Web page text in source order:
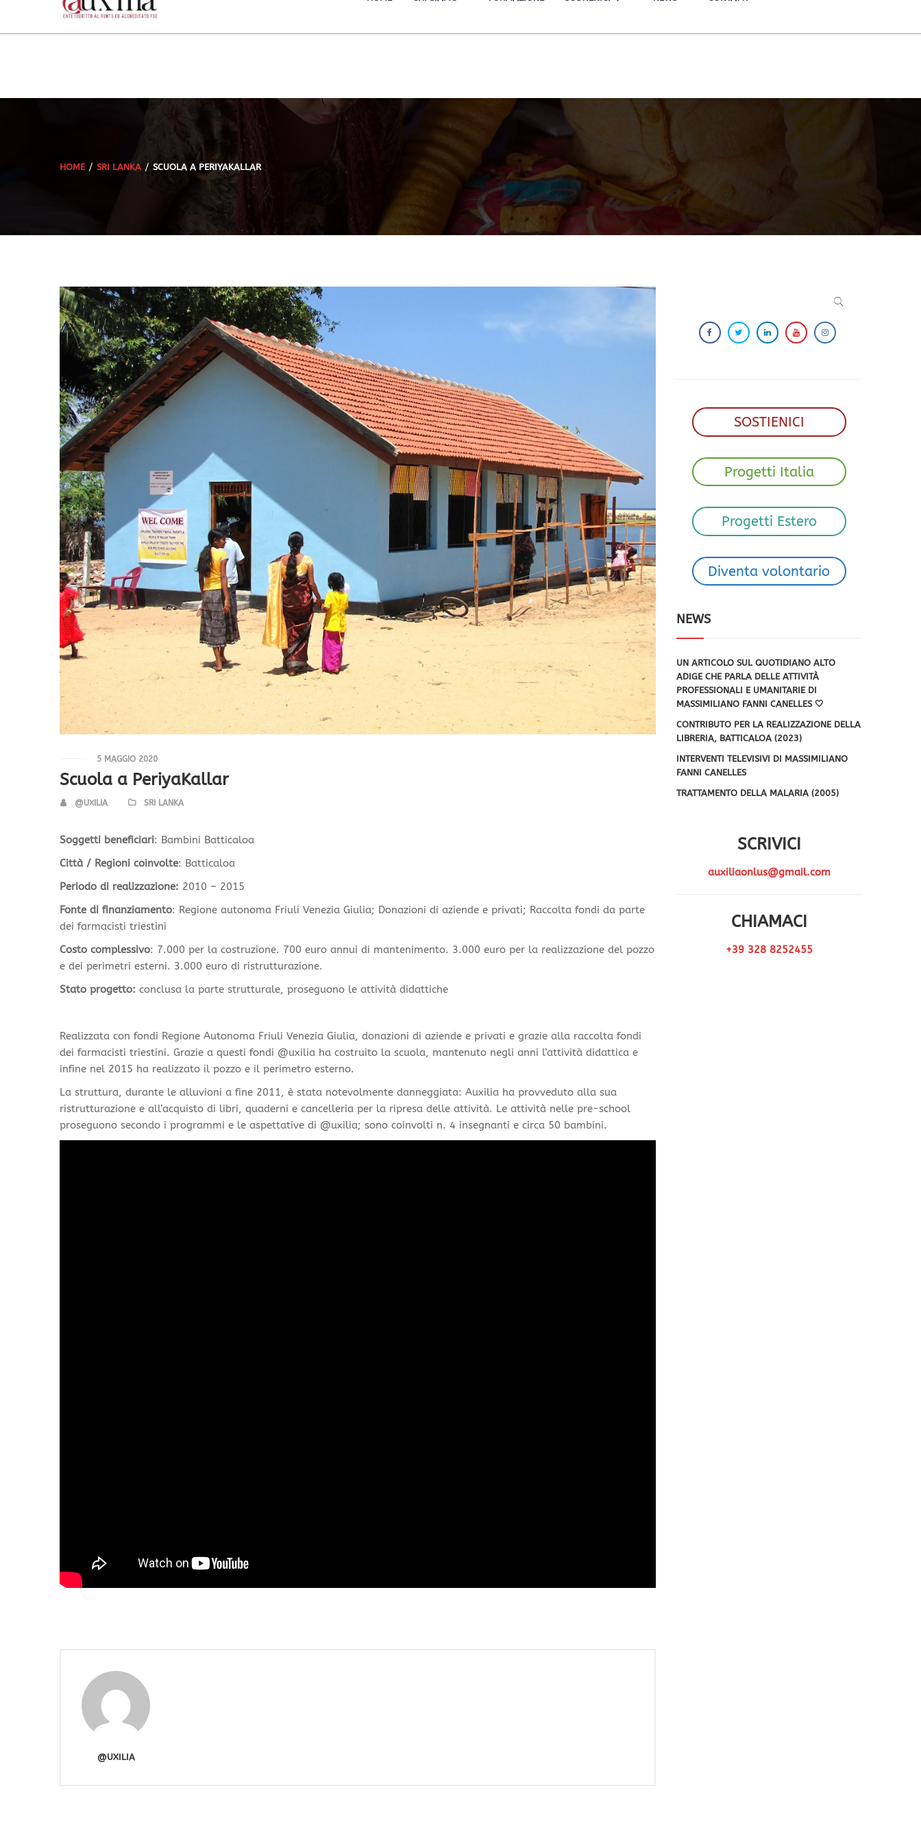
HOME SRI LANKA SCUOLA A PERIYAKALLAR
5 MAGGIO 2020
Scuola a PeriyaKallar
@UXILIA SRI LANKA
Soggetti beneficiari: Bambini Batticaloa
Città / Regioni coinvolte: Batticaloa
Periodo di realizzazione: 2010 – 2015
Fonte di finanziamento: Regione autonoma Friuli Venezia Giulia; Donazioni di aziende e privati; Raccolta fondi da parte
dei farmacisti triestini
Costo complessivo: 7.000 per la costruzione. 700 euro annui di mantenimento. 3.000 euro per la realizzazione del pozzo
e dei perimetri esterni. 3.000 euro di ristrutturazione.
Stato progetto: conclusa la parte strutturale, proseguono le attività didattiche
Realizzata con fondi Regione Autonoma Friuli Venezia Giulia, donazioni di aziende e privati e grazie alla raccolta fondi
dei farmacisti triestini. Grazie a questi fondi @uxilia ha costruito la scuola, mantenuto negli anni l’attività didattica e
infine nel 2015 ha realizzato il pozzo e il perimetro esterno.
La struttura, durante le alluvioni a fine 2011, è stata notevolmente danneggiata: Auxilia ha provveduto alla sua
ristrutturazione e all’acquisto di libri, quaderni e cancelleria per la ripresa delle attività. Le attività nelle pre-school
proseguono secondo i programmi e le aspettative di @uxilia; sono coinvolti n. 4 insegnanti e circa 50 bambini.
@UXILIA
SOSTIENICI
Progetti Italia
Progetti Estero
Diventa volontario
NEWS
UN ARTICOLO SUL QUOTIDIANO ALTO
ADIGE CHE PARLA DELLE ATTIVITÀ
PROFESSIONALI E UMANITARIE DI
MASSIMILIANO FANNI CANELLES 🤍
CONTRIBUTO PER LA REALIZZAZIONE DELLA
LIBRERIA, BATTICALOA (2023)
INTERVENTI TELEVISIVI DI MASSIMILIANO
FANNI CANELLES
TRATTAMENTO DELLA MALARIA (2005)
SCRIVICI
auxiliaonlus@gmail.com
CHIAMACI
+39 328 8252455